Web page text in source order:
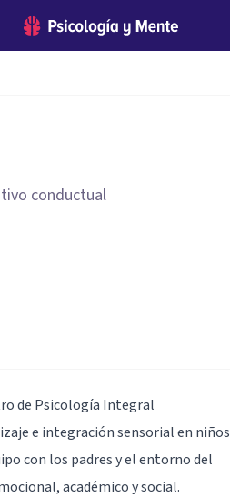
conductual
de Psicología Integral
e integración sensorial en niños
con los padres y el entorno del
académico y social.